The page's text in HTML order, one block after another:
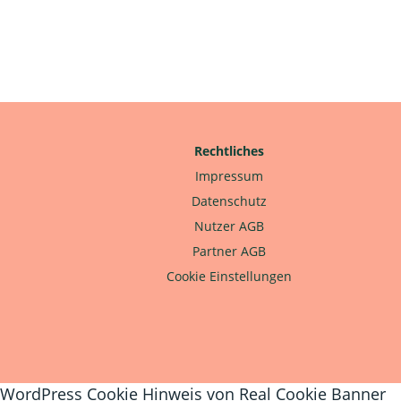
Rechtliches
Impressum
Datenschutz
Nutzer AGB
Partner AGB
Cookie Einstellungen
WordPress Cookie Hinweis von Real Cookie Banner